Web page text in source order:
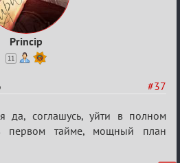
Princip
11
#37
да, соглашусь, уйти в полном
первом тайме, мощный план